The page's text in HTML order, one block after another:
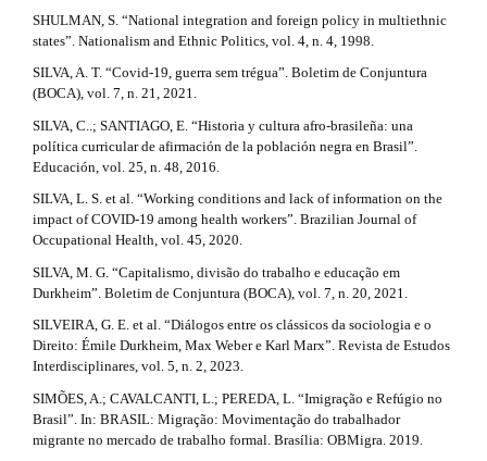
SHULMAN, S. “National integration and foreign policy in multiethnic
states”. Nationalism and Ethnic Politics, vol. 4, n. 4, 1998.
SILVA, A. T. “Covid-19, guerra sem trégua”. Boletim de Conjuntura
(BOCA), vol. 7, n. 21, 2021.
SILVA, C..; SANTIAGO, E. “Historia y cultura afro-brasileña: una
política curricular de afirmación de la población negra en Brasil”.
Educación, vol. 25, n. 48, 2016.
SILVA, L. S. et al. “Working conditions and lack of information on the
impact of COVID-19 among health workers”. Brazilian Journal of
Occupational Health, vol. 45, 2020.
SILVA, M. G. “Capitalismo, divisão do trabalho e educação em
Durkheim”. Boletim de Conjuntura (BOCA), vol. 7, n. 20, 2021.
SILVEIRA, G. E. et al. “Diálogos entre os clássicos da sociologia e o
Direito: Émile Durkheim, Max Weber e Karl Marx”. Revista de Estudos
Interdisciplinares, vol. 5, n. 2, 2023.
SIMÕES, A.; CAVALCANTI, L.; PEREDA, L. “Imigração e Refúgio no
Brasil”. In: BRASIL: Migração: Movimentação do trabalhador
migrante no mercado de trabalho formal. Brasília: OBMigra. 2019.